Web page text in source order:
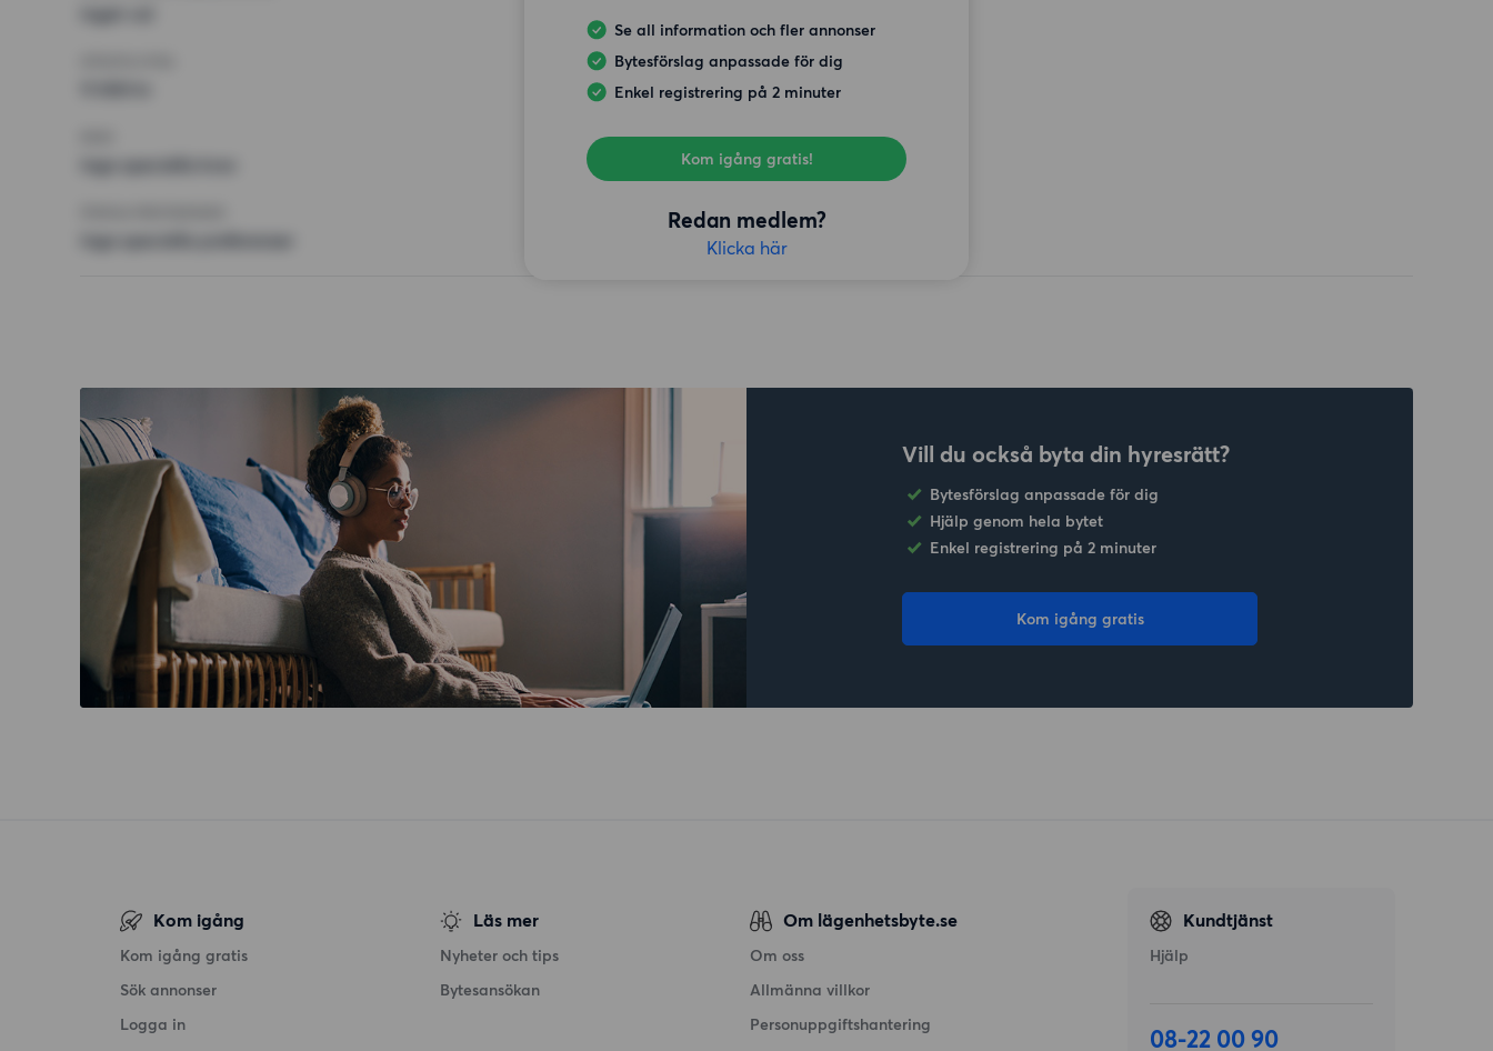
Se all information och fler annonser
Bytesförslag anpassade för dig
Enkel registrering på 2 minuter
Kom igång gratis!
Redan medlem?
Klicka här
Vill du också byta din hyresrätt?
Bytesförslag anpassade för dig
Hjälp genom hela bytet
Enkel registrering på 2 minuter
Kom igång gratis
Kom igång
Kom igång gratis
Sök annonser
Logga in
Läs mer
Nyheter och tips
Bytesansökan
Om lägenhetsbyte.se
Om oss
Allmänna villkor
Personuppgiftshantering
Kundtjänst
Hjälp
08-22 00 90